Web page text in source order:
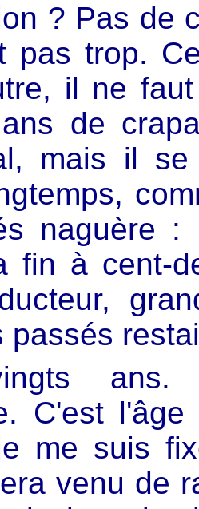
? Pas de
pas trop.
il ne
de
mais il
naguère :
fin à cent-
passés
vingts
C'est
me suis
venu de